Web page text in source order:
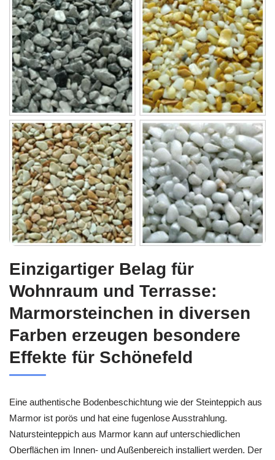
Einzigartiger Belag für
Wohnraum und Terrasse:
Marmorsteinchen in diversen
Farben erzeugen besondere
Effekte für Schönefeld
Eine authentische Bodenbeschichtung wie der Steinteppich aus
Marmor ist porös und hat eine fugenlose Ausstrahlung.
Natursteinteppich aus Marmor kann auf unterschiedlichen
Oberflächen im Innen- und Außenbereich installiert werden. Der